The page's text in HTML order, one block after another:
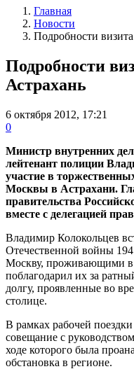
Главная
Новости
Подробности
Подробности
Астрахань
6 октября 2012, 17:21
0
Министр внутренних
лейтенант полиции
участие в
Москвы в Астрахани.
правительства
вместе с делегацией
Владимир Колокольцев
Отечественной войны
Москву, проживающими в
поблагодарил их за
долгу, проявленные во
столице.
В рамках рабочей
совещание с
ходе которого была
обстановка в регионе.